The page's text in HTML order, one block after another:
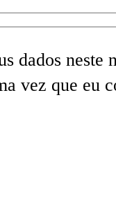
dados neste
vez que eu